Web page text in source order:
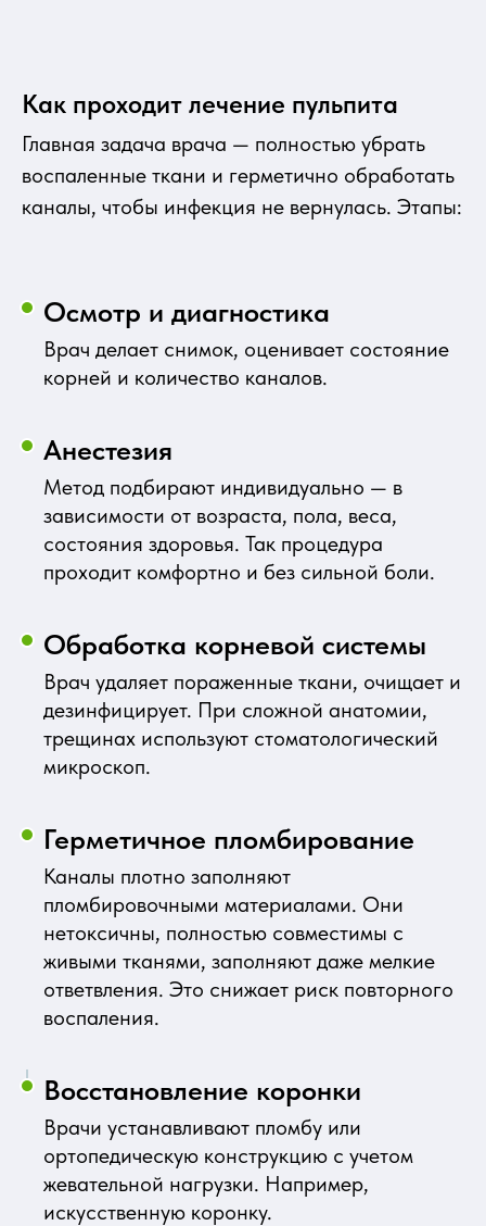
Как проходит лечение пульпита
Главная задача врача — полностью убрать
воспаленные ткани и герметично обработать
каналы, чтобы инфекция не вернулась. Этапы:
Осмотр и диагностика
Врач делает снимок, оценивает состояние
корней и количество каналов.
Анестезия
Метод подбирают индивидуально — в
зависимости от возраста, пола, веса,
состояния здоровья. Так процедура
проходит комфортно и без сильной боли.
Обработка корневой системы
Врач удаляет пораженные ткани, очищает и
дезинфицирует. При сложной анатомии,
трещинах используют стоматологический
микроскоп.
Герметичное пломбирование
Каналы плотно заполняют
пломбировочными материалами. Они
нетоксичны, полностью совместимы с
живыми тканями, заполняют даже мелкие
ответвления. Это снижает риск повторного
воспаления.
Восстановление коронки
Врачи устанавливают пломбу или
ортопедическую конструкцию с учетом
жевательной нагрузки. Например,
искусственную коронку.